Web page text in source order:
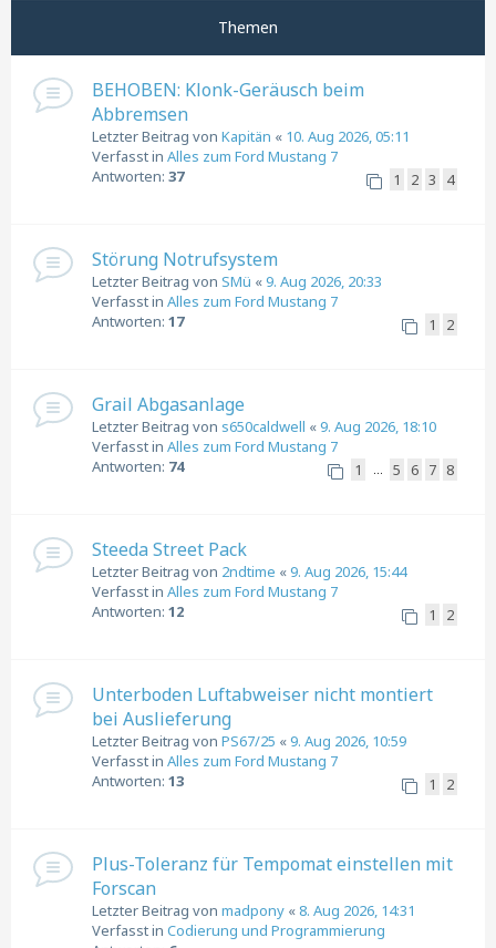
Themen
BEHOBEN: Klonk-Geräusch beim
Abbremsen
Letzter Beitrag von Kapitän « 10. Aug 2026, 05:11
Verfasst in Alles zum Ford Mustang 7
Antworten: 37 1 2 3 4
Störung Notrufsystem
Letzter Beitrag von SMü «9. Aug 2026, 20:33
Verfasst in Alles zum Ford Mustang 7
Antworten: 17 1 2
Grail Abgasanlage
Letzter Beitrag von s650caldwell «9. Aug 2026, 18:10
Verfasst in Alles zum Ford Mustang 7
Antworten: 74 1 … 5 6 7 8
Steeda Street Pack
Letzter Beitrag von 2ndtime «9. Aug 2026, 15:44
Verfasst in Alles zum Ford Mustang 7
Antworten: 12 1 2
Unterboden Luftabweiser nicht montiert
bei Auslieferung
Letzter Beitrag von PS67/25 «9. Aug 2026, 10:59
Verfasst in Alles zum Ford Mustang 7
Antworten: 13 1 2
Plus-Toleranz für Tempomat einstellen mit
Forscan
Letzter Beitrag von madpony «8. Aug 2026, 14:31
Verfasst in Codierung und Programmierung